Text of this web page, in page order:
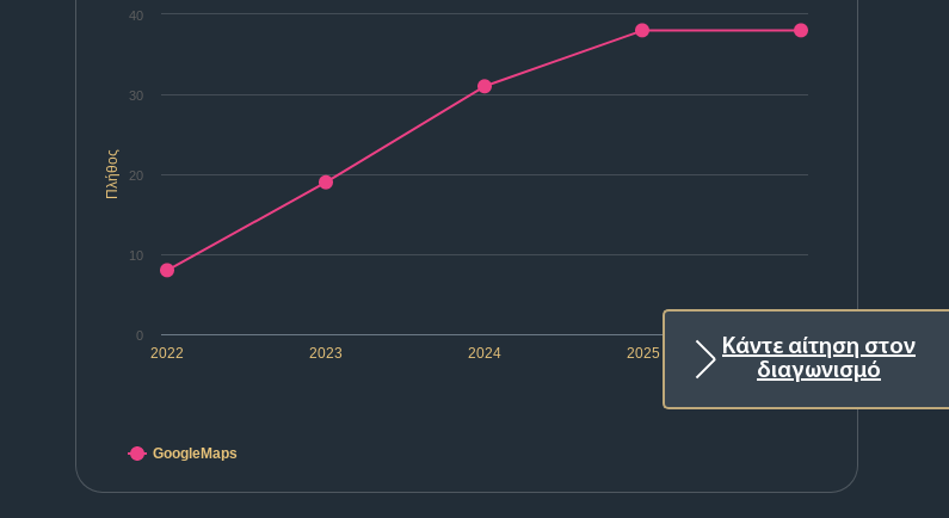
Κάντε αίτηση στον
διαγωνισμό
Πλήθος
2022 2023 2024 2025 2026
10
20
30
40
0
GoogleMaps